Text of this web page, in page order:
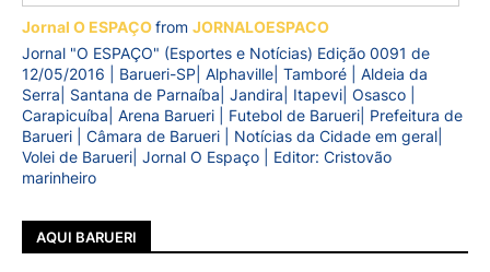
Jornal O ESPAÇOfrom JORNALOESPACO
Jornal "O ESPAÇO" (Esportes e Notícias) Edição 0091 de
12/05/2016 | Barueri-SP| Alphaville| Tamboré | Aldeia da
Serra| Santana de Parnaíba| Jandira| Itapevi| Osasco |
Carapicuíba| Arena Barueri | Futebol de Barueri| Prefeitura de
Barueri | Câmara de Barueri | Notícias da Cidade em geral|
Volei de Barueri| Jornal O Espaço | Editor: Cristovão
marinheiro
AQUI BARUERI